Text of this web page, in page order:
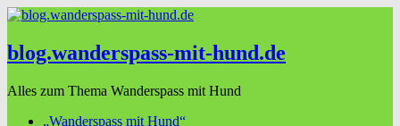
blog.wanderspass-mit-hund.de
Alles zum Thema Wanderspass mit Hund
„Wanderspass mit Hund“